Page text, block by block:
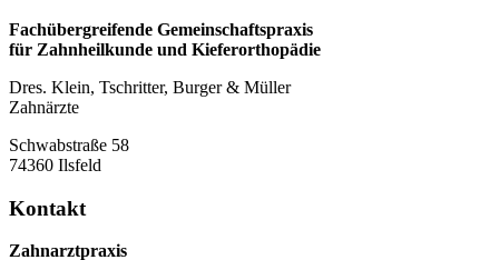
Fachübergreifende Gemeinschaftspraxis
für Zahnheilkunde und Kieferorthopädie
Dres. Klein, Tschritter, Burger & Müller
Zahnärzte
Schwabstraße 58
74360 Ilsfeld
Kontakt
Zahnarztpraxis